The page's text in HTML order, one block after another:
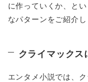
に作っていくか、と
なパターンをご紹介し
クライマックス
エンタメ小説では、